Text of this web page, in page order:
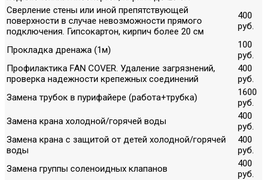
Сверление стены или иной препятствующей
поверхности в случае невозможности прямого
подключения. Гипсокартон, кирпич более 20 см
400
руб.
Прокладка дренажа (1м)
100
руб.
Профилактика FAN COVER. Удаление загрязнений,
проверка надежности крепежных соединений
400
руб.
Замена трубок в пурифайере (работа+трубка)
1600
руб.
Замена крана холодной/горячей воды
400
руб.
Замена крана с защитой от детей холодной/горячей
воды
400
руб.
Замена группы соленоидных клапанов
400
руб.